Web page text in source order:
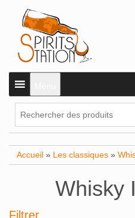
Accueil » Les classiques »
Whisky
Filtrer